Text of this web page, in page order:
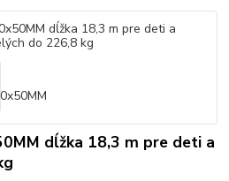
dĺžka 18,3 m pre deti a